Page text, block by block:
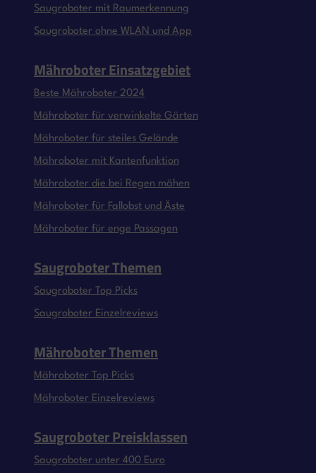
Saugroboter mit Raumerkennung
Saugroboter ohne WLAN und App
Mähroboter Einsatzgebiet
Beste Mähroboter 2024
Mähroboter für verwinkelte Gärten
Mähroboter für steiles Gelände
Mähroboter mit Kantenfunktion
Mähroboter die bei Regen mähen
Mähroboter für Fallobst und Äste
Mähroboter für enge Passagen
Saugroboter Themen
Saugroboter Top Picks
Saugroboter Einzelreviews
Mähroboter Themen
Mähroboter Top Picks
Mähroboter Einzelreviews
Saugroboter Preisklassen
Saugroboter unter 400 Euro